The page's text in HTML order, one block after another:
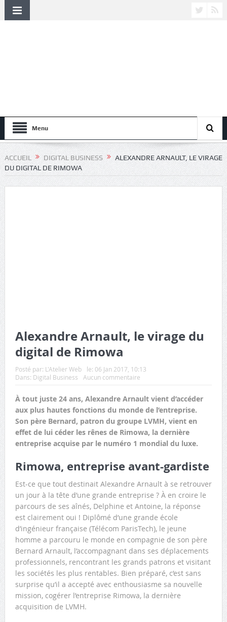
Menu
ACCUEIL DIGITAL BUSINESS
ALEXANDRE ARNAULT, LE VIRAGE
DU DIGITAL DE RIMOWA
Alexandre Arnault, le virage du
digital de Rimowa
Posté par: L'Atelier Web le: 06 Jan 2017, 10:13
Dans: Digital Business Aucun commentaire
À tout juste 24 ans, Alexandre Arnault vient d’accéder
aux plus hautes fonctions du monde de l’entreprise.
Son père Bernard, patron du groupe LVMH, vient en
effet de lui céder les rênes de Rimowa, la dernière
entreprise acquise par le numéro 1 mondial du luxe.
Rimowa, entreprise avant-gardiste
Est-ce que tout destinait Alexandre Arnault à se retrouver
un jour à la tête d’une grande entreprise ? À en croire le
parcours de ses aînés, Delphine et Antoine, la réponse
est clairement oui ! Diplômé d’une grande école
d’ingénieur française (Télécom ParisTech), le jeune
homme a parcouru le monde en compagnie de son père
Bernard Arnault, l’accompagnant dans ses déplacements
professionnels, rencontrant les grands patrons et visitant
les sociétés les plus rentables. Bien préparé, c’est sans
surprise qu’il a accepté avec enthousiasme sa nouvelle
mission, cogérer l’entreprise Rimowa, la dernière
acquisition de LVMH.